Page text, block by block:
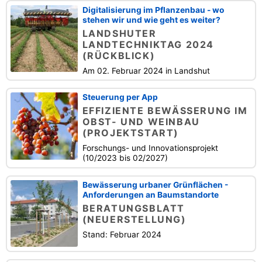
Digitalisierung im Pflanzenbau - wo
stehen wir und wie geht es weiter?
LANDSHUTER
LANDTECHNIKTAG 2024
(RÜCKBLICK)
Am 02. Februar 2024 in Landshut
Steuerung per App
EFFIZIENTE BEWÄSSERUNG IM
OBST- UND WEINBAU
(PROJEKTSTART)
Forschungs- und Innovationsprojekt
(10/2023 bis 02/2027)
Bewässerung urbaner Grünflächen -
Anforderungen an Baumstandorte
BERATUNGSBLATT
(NEUERSTELLUNG)
Stand: Februar 2024